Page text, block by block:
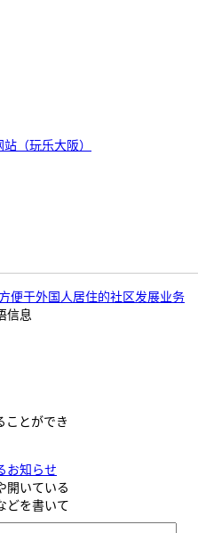
（玩乐大阪）
方便于外国人居住的社区发展业务
信息
ことができ
お知らせ
開いている
どを書いて